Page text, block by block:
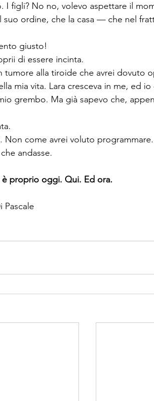
I figli? No no, volevo aspettare il
ordine, che la casa — che nel
giusto!
di essere incinta.
tumore alla tiroide che avrei dovuto
mia vita. Lara cresceva in me, ed io
grembo. Ma già sapevo che,
come avrei voluto programmare.
andasse.
proprio oggi. Qui. Ed ora.
Pascale